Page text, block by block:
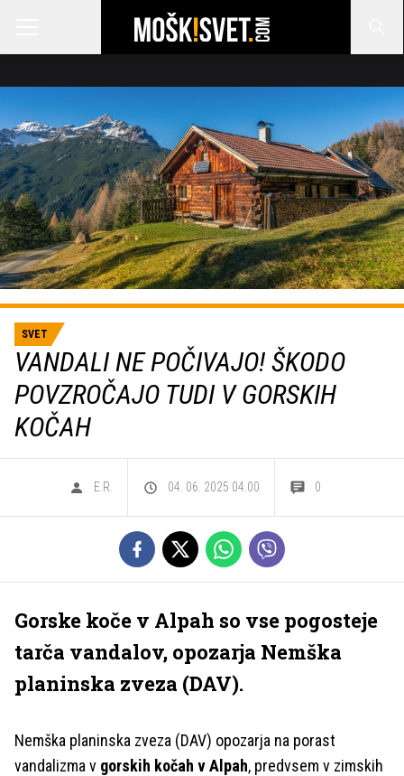
SVET
VANDALI NE POČIVAJO! ŠKODO
POVZROČAJO TUDI V GORSKIH
KOČAH
E.R. 04. 06. 2025 04.00 0
Gorske koče v Alpah so vse pogosteje
tarča vandalov, opozarja Nemška
planinska zveza (DAV).
Nemška planinska zveza (DAV) opozarja na porast
vandalizma v gorskih kočah v Alpah, predvsem v zimskih